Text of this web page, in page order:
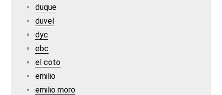
duque
duvel
dyc
ebc
el coto
emilio
emilio moro